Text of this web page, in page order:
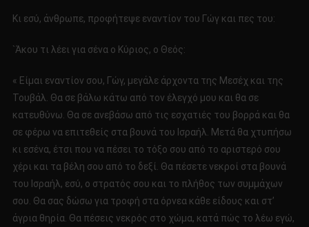
Κι εσύ, άνθρωπε, προφήτεψε εναντίον του Γώγ και πες του:
`Άκου τι λέει για σένα ο Κύριος, ο Θεός:
« Είμαι εναντίον σου, Γώγ, μεγάλε άρχοντα της Μεσέχ και της
Τουβάλ. Θα σε βάλω κάτω από τον έλεγχό μου και θα σε
κατευθύνω. Θα σε ανεβάσω από τις εσχατιές του βορρά και θα
σε φέρω να επιτεθείς στα βουνά του Ισραήλ. Μετά θα χτυπήσω
κι εσένα, έτσι που να πέσει το τόξο σου από το αριστερό σου
χέρι και τα βέλη σου από το δεξί. Θα πέσετε νεκροί στα βουνά
του Ισραήλ, εσύ, ο στρατός σου και το πλήθος των συμμάχων
σου. Θα σας δώσω για τροφή στα όρνεα κάθε είδους και στ’
άγρια θηρία. Θα πέσεις νεκρός στο χώμα, κατά πώς το λέω εγώ,